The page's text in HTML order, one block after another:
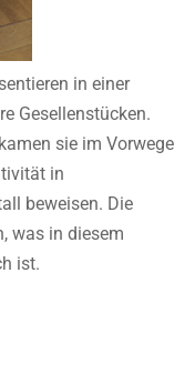
in einer
Gesellenstücken.
sie im Vorwege
in
beweisen. Die
was in diesem
ist.